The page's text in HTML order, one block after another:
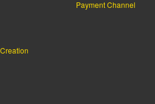
Payment Channel